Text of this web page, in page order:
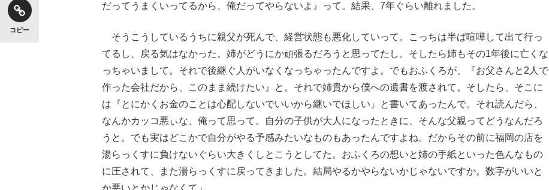
コピー
だってうまくいってるから、俺だってやらないよ』って。結果、7年ぐらい離れました。
そうこうしているうちに親父が死んで、経営状態も悪化していって。こっちは半ば喧嘩して出て行っ
てるし、戻る気はなかった。姉がどうにか頑張るだろうと思ってたし。そしたら姉もその1年後に亡くな
っちゃいまして。それで後継ぐ人がいなくなっちゃったんですよ。でもおふくろが、『お父さんと2人で
作った会社だから、このまま続けたい』と。それで姉貴から僕への遺書を渡されて。そしたら、そこに
は『とにかくお金のことは心配しないでいいから継いでほしい』と書いてあったんで。それ読んだら、
なんかカッコ悪ぃな、俺って思って。自分の子供が大人になったときに、そんな父親ってどうなんだろ
うと。でも実はどこかで自分がやる予感みたいなものもあったんですよね。だからその前に福岡の店を
湯らっくすに負けないぐらい大きくしとこうとしてた。おふくろの想いと姉の手紙といった色んなもの
に圧されて、また湯らっくすに戻ってきました。結局やるかやらないかじゃないですか。数字がいいと
か悪いとかじゃなくて」